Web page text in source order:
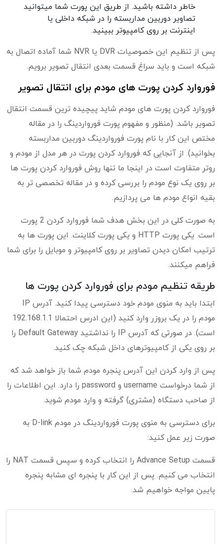
خاطر داشته باشید. از طریق این پورت شما میتوانید
تصاویر دوربین مداربسته را در شبکه داخلی یا
اینترنت بر روی کامپیوتر ببینید.
پس از تنظیم این خصوصیات DVR یا NVR شما آماده اتصال به
شبکه است و باید سراغ قسمت بعدی انتقال تصویر برویم.
فوروارد کردن پورت های مودم برای انتقال تصویر
فوروارد کردن پورت های مودم شاید پیچیده ترین قسمت انتقال
تصویر باشد. (منظور و مفهوم پورت فورواردینگ را در مقاله
مختص این کار با نام پورت فورواردینگ دوربین مداربسته
بخوانید). از آنجایی که فوروارد کردن پورت در هر مدل از مودم و
روتر متفاوت است در اینجا ما تنها روش فوروارد کردن پورت ها
بر روی یک نوع مودم را بررسی کرده و در مقاله تخصصی تر به
بقیه انواع مودم ها می پردازیم.
به صورت کلی در این بخش هدف شما فوروارد کردن 2 پورت
است. یکی پورت HTTP و یکی پورت کلاینت. این پورت ها به
ترتیب امکان دیدن تصاویر بر روی کامپیوتر و موبایل را برای شما
فراهم میکنند.
طریقه تنظیم مودم برای فوروارد کردن پورت ها
ابتدا باید به منوی مودم خود دسترسی پیدا کنید. آدرس IP
مودم را در یک بروزر وارد کنید (این ادرس احتمالا 192.168.1.1
است). در صورتی که آدرس IP را نداشتید Default Gateway را
بر روی یکی از کامپیوترهای داخل شبکه چک کنید.
پس از وارد کردن این آدرس پنجره مودم شما باز خواهد شد که
از شما درخواست username و password را دارد. این اطلاعات را
از صاحب دستگاه (مشتری) گرفته و وارد مودم شوید.
برای دسترسی به منوی پورت فورواردینگ در مودم D-link به
صورت زیر عمل کنید:
قسمت Advance Setup را انتخاب کرده و سپس قسمت NAT را
انتخاب می کنیم. پس از این کار با پنجره ای مشابه پنجره
پایین مواجه خواهیم شد.